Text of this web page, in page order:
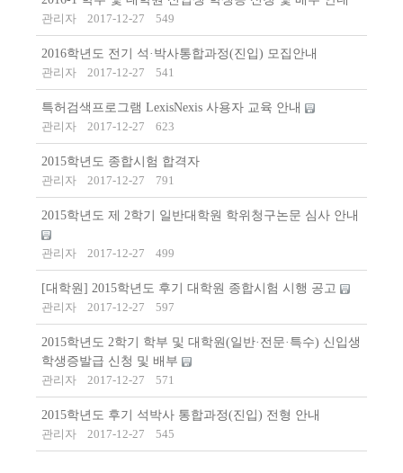
관리자
2017-12-27 549
2016학년도 전기 석·박사통합과정(진입) 모집안내
관리자
2017-12-27 541
특허검색프로그램 LexisNexis 사용자 교육 안내
관리자
2017-12-27 623
2015학년도 종합시험 합격자
관리자
2017-12-27 791
2015학년도 제 2학기 일반대학원 학위청구논문 심사 안내
관리자 2017-12-27 499
[대학원] 2015학년도 후기 대학원 종합시험 시행 공고
관리자
2017-12-27 597
2015학년도 2학기 학부 및 대학원(일반·전문·특수) 신입생
학생증발급 신청 및 배부
관리자
2017-12-27 571
2015학년도 후기 석박사 통합과정(진입) 전형 안내
관리자
2017-12-27 545